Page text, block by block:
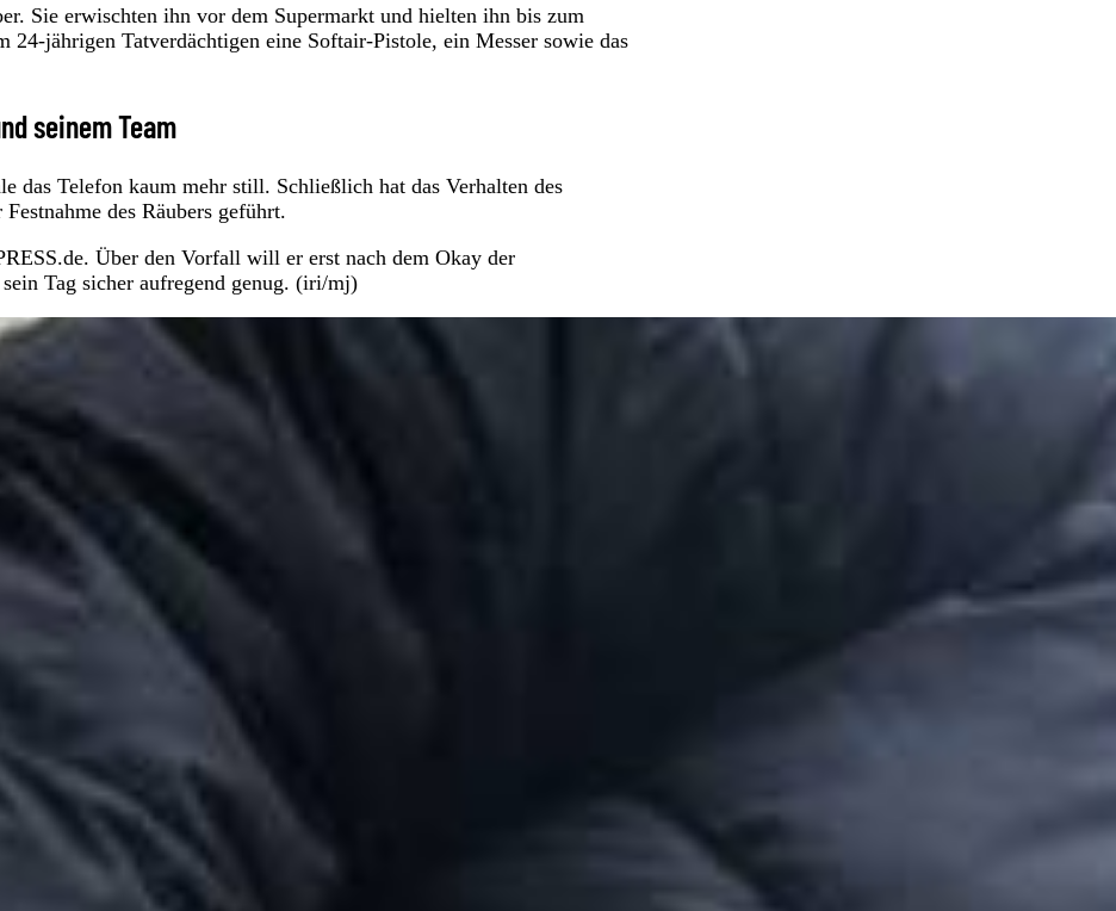
Sie erwischten ihn vor dem Supermarkt und hielten ihn bis zum
24-jährigen Tatverdächtigen eine Softair-Pistole, ein Messer sowie das
seinem Team
das Telefon kaum mehr still. Schließlich hat das Verhalten des
des Räubers geführt.
Über den Vorfall will er erst nach dem Okay der
Tag sicher aufregend genug. (iri/mj)